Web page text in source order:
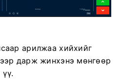
арилжаа хийхийг
дарж жинхэнэ мөнгөөр